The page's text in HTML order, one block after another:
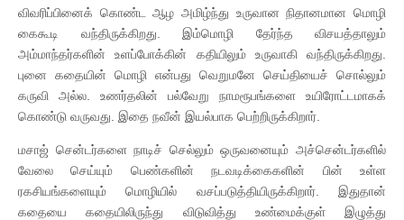
விவரிப்பினைக் கொண்ட ஆழ அமிழ்ந்து உருவான நிதானமான மொழி
கைகூடி வந்திருக்கிறது. இம்மொழி தேர்ந்த விசயத்தாலும்
அம்மாந்தர்களின் உளப்போக்கின் கதியிலும் உருவாகி வந்திருக்கிறது.
புனை கதையின் மொழி என்பது வெறுமனே செய்தியைச் சொல்லும்
கருவி அல்ல. உணர்தலின் பல்வேறு நாமரூபங்களை உயிரோட்டமாகக்
கொண்டு வருவது. இதை நவீன் இயல்பாக பெற்றிருக்கிறார்.
மசாஜ் சென்டர்களை நாடிச் செல்லும் ஒருவனையும் அச்சென்டர்களில்
வேலை செய்யும் பெண்களின் நடவடிக்கைகளின் பின் உள்ள
ரகசியங்களையும் மொழியில் வசப்படுத்தியிருக்கிறார். இதுதான்
கதையை கதையிலிருந்து விடுவித்து உண்மைக்குள் இழுத்து